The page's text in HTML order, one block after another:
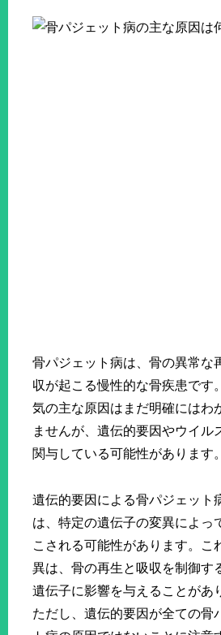
骨パジェット病は、骨の異常な
収が起こる慢性的な骨疾患です
気の主な原因はまだ明確にはわ
ませんが、遺伝的要因やウイル
関与している可能性があります。
遺伝的要因による骨パジェット
は、特定の遺伝子の変異によっ
こされる可能性があります。こ
異は、骨の再生と吸収を制御す
遺伝子に影響を与えることがあ
ただし、遺伝的要因が全ての骨